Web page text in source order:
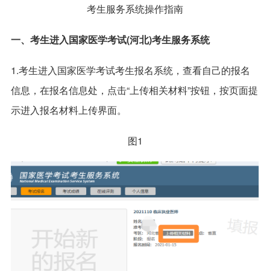
考生服务系统操作指南
一、考生进入国家医学考试(河北)考生服务系统
1.考生进入国家医学考试考生报名系统，查看自己的报名
信息，在报名信息处，点击“上传相关材料”按钮，按页面提
示进入报名材料上传界面。
图1